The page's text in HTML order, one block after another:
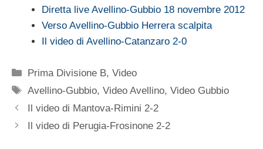
Diretta live Avellino-Gubbio 18 novembre 2012
Verso Avellino-Gubbio Herrera scalpita
Il video di Avellino-Catanzaro 2-0
Categorie
Prima Divisione B,Video
Tag
Avellino-Gubbio,Video Avellino,Video Gubbio
Il video di Mantova-Rimini 2-2
Il video di Perugia-Frosinone 2-2